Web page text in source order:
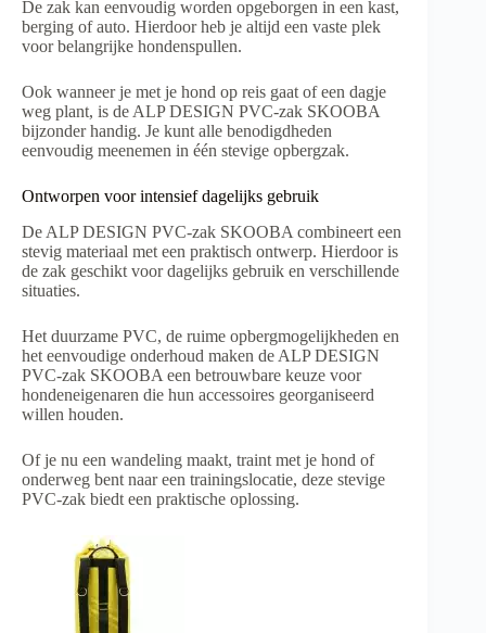
De zak kan eenvoudig worden opgeborgen in een kast,
berging of auto. Hierdoor heb je altijd een vaste plek
voor belangrijke hondenspullen.
Ook wanneer je met je hond op reis gaat of een dagje
weg plant, is de ALP DESIGN PVC-zak SKOOBA
bijzonder handig. Je kunt alle benodigdheden
eenvoudig meenemen in één stevige opbergzak.
Ontworpen voor intensief dagelijks gebruik
De ALP DESIGN PVC-zak SKOOBA combineert een
stevig materiaal met een praktisch ontwerp. Hierdoor is
de zak geschikt voor dagelijks gebruik en verschillende
situaties.
Het duurzame PVC, de ruime opbergmogelijkheden en
het eenvoudige onderhoud maken de ALP DESIGN
PVC-zak SKOOBA een betrouwbare keuze voor
hondeneigenaren die hun accessoires georganiseerd
willen houden.
Of je nu een wandeling maakt, traint met je hond of
onderweg bent naar een trainingslocatie, deze stevige
PVC-zak biedt een praktische oplossing.